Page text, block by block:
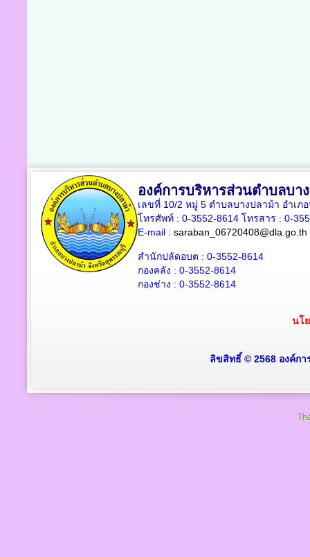
องค์การบริหารส่วนตำบลบา
เลขที่ 10/2 หมู่ 5 ตำบลบางปลาม้า อำเ
โทรศัพท์ : 0-3552-8614 โทรสาร : 0-
E-mail : saraban_06720408@dla.go.th
สำนักปลัดอบต : 0-3552-8614
กองคลัง : 0-3552-8614
กองช่าง : 0-3552-8614
นโ
ลิขสิทธิ์ © 2568 องค์ก